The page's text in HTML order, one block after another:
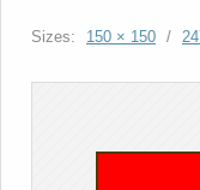
Sizes: 150 × 150 /